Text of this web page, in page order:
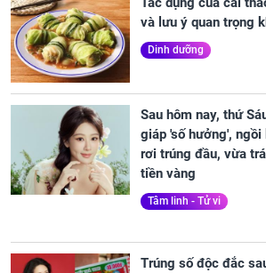
và lưu ý quan trọng
Dinh dưỡng
Sau hôm nay, thứ
giáp 'số hưởng',
rơi trúng đầu, vừa
tiền vàng
Tâm linh - Tử vi
Trúng số độc đắc